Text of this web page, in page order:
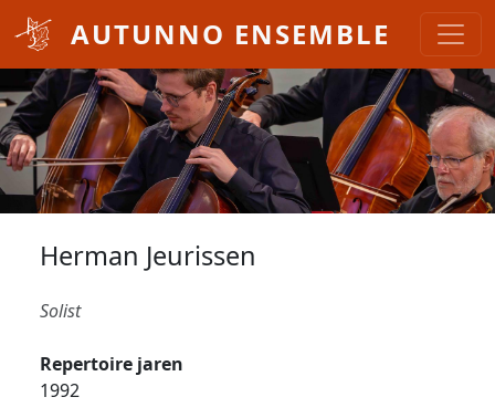
Overslaan en naar de inhoud gaan
AUTUNNO ENSEMBLE
Herman Jeurissen
Solist
Repertoire jaren
1992